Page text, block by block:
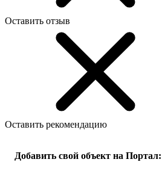
Оставить отзыв
Оставить рекомендацию
Добавить свой объект на Портал: